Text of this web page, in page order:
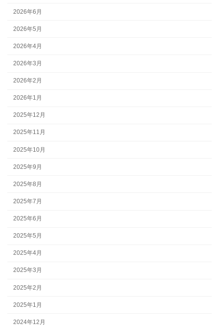
2026年6月
2026年5月
2026年4月
2026年3月
2026年2月
2026年1月
2025年12月
2025年11月
2025年10月
2025年9月
2025年8月
2025年7月
2025年6月
2025年5月
2025年4月
2025年3月
2025年2月
2025年1月
2024年12月